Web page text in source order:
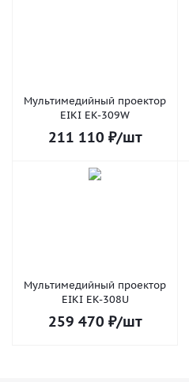
Мультимедийный проектор
EIKI EK-309W
211 110 ₽/шт
Мультимедийный проектор
EIKI EK-308U
259 470 ₽/шт